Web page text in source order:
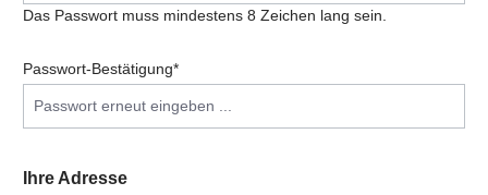
Das Passwort muss mindestens 8 Zeichen lang sein.
Passwort-Bestätigung*
Ihre Adresse